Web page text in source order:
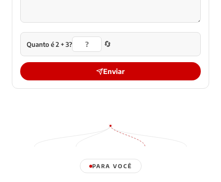
Quanto é 2 + 3? 🔄
Enviar
PARA VOCÊ